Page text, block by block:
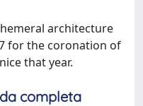
architecture
for the coronation of
that year.
completa